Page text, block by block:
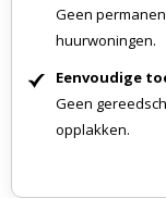
Geen
huurwoningen.
Eenvoudige
Geen
opplakken.